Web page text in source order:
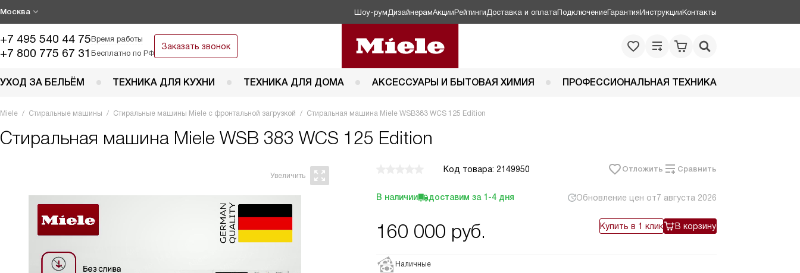
Москва Шоу-рум ДизайнерамАкцииРейтинги Доставка и оплатаПодключениеГарантияИнструкцииКонтакты
+7 495 540 44 75Время работы
+7 800 775 67 31 Бесплатно по РФ
Заказать звонок
УХОД ЗА БЕЛЬЁМ ТЕХНИКА ДЛЯ КУХНИ ТЕХНИКА ДЛЯ ДОМА АКСЕССУАРЫ И БЫТОВАЯ ХИМИЯ ПРОФЕССИОНАЛЬНАЯ ТЕХНИКА
Miele Стиральные машины Стиральные машины Miele с фронтальной загрузкой Стиральная машина Miele WSB383 WCS 125 Edition
Стиральная машина Miele WSB 383 WCS 125 Edition
Код товара: 2149950 Отложить Сравнить
В наличии доставим за 1-4 дня Обновление цен от7 августа 2026
160 000 руб. Купить в 1 клик В корзину
Наличные